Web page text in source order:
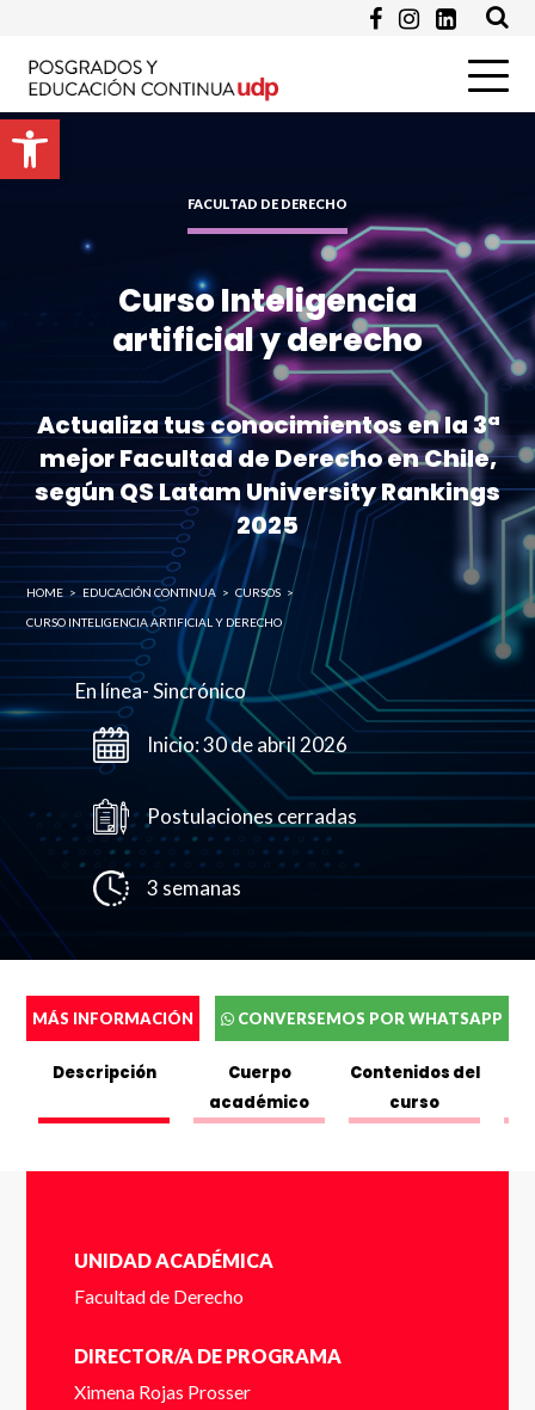
Abrir barra de herramientas
Enviar
FACULTAD DE DERECHO
Curso Inteligencia
artificial y derecho
Actualiza tus conocimientos en la 3ª
mejor Facultad de Derecho en Chile,
según QS Latam University Rankings
2025
HOME > EDUCACIÓN CONTINUA > CURSOS >
CURSO INTELIGENCIA ARTIFICIAL Y DERECHO
En línea- Sincrónico
Inicio: 30 de abril 2026
Postulaciones cerradas
3 semanas
MÁS INFORMACIÓN CONVERSEMOS POR WHATSAPP
Descripción
Cuerpo
académico
Contenidos del
curso
UNIDAD ACADÉMICA
Facultad de Derecho
DIRECTOR/A DE PROGRAMA
Ximena Rojas Prosser
contacto contigo a la brevedad.
18410112) *